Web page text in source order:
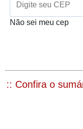
Não sei meu cep
:: Confira o